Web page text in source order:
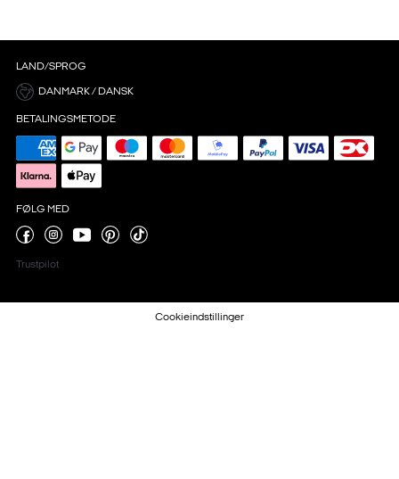
LAND/SPROG
DANMARK / DANSK
BETALINGSMETODE
FØLG MED
Trustpilot
Cookieindstillinger